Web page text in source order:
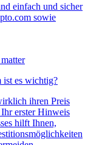
einfach und sicher
sowie
ist es wichtig?
ihren Preis
erster Hinweis
hilft Ihnen,